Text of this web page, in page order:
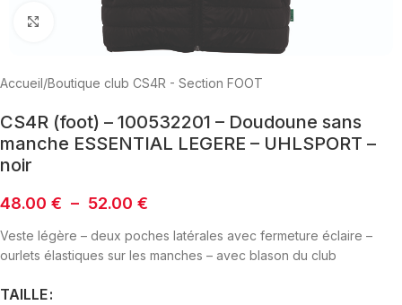
Click to enlarge
Accueil/Boutique club CS4R - Section FOOT
CS4R (foot) – 100532201 – Doudoune sans
manche ESSENTIAL LEGERE – UHLSPORT –
noir
48.00 € – 52.00 €
Veste légère – deux poches latérales avec fermeture éclaire –
ourlets élastiques sur les manches – avec blason du club
TAILLE